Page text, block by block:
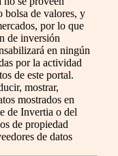
bolsa de valores, y
por lo que
de inversión
en ningún
por la actividad
de este portal.
mostrar,
mostrados en
de Invertia o del
de propiedad
de datos